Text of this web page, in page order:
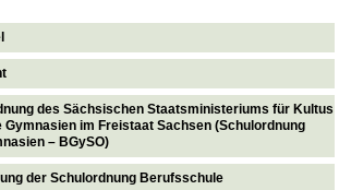
des Sächsischen Staatsministeriums für Kultus
im Freistaat Sachsen (Schulordnung
– BGySO)
der Schulordnung Berufsschule